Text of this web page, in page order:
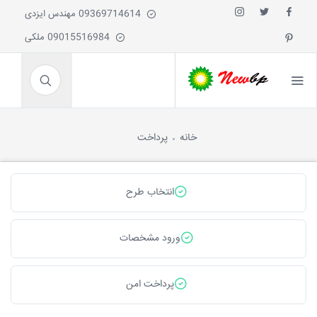
خانه پرداخت
انتخاب طرح
ورود مشخصات
پرداخت امن